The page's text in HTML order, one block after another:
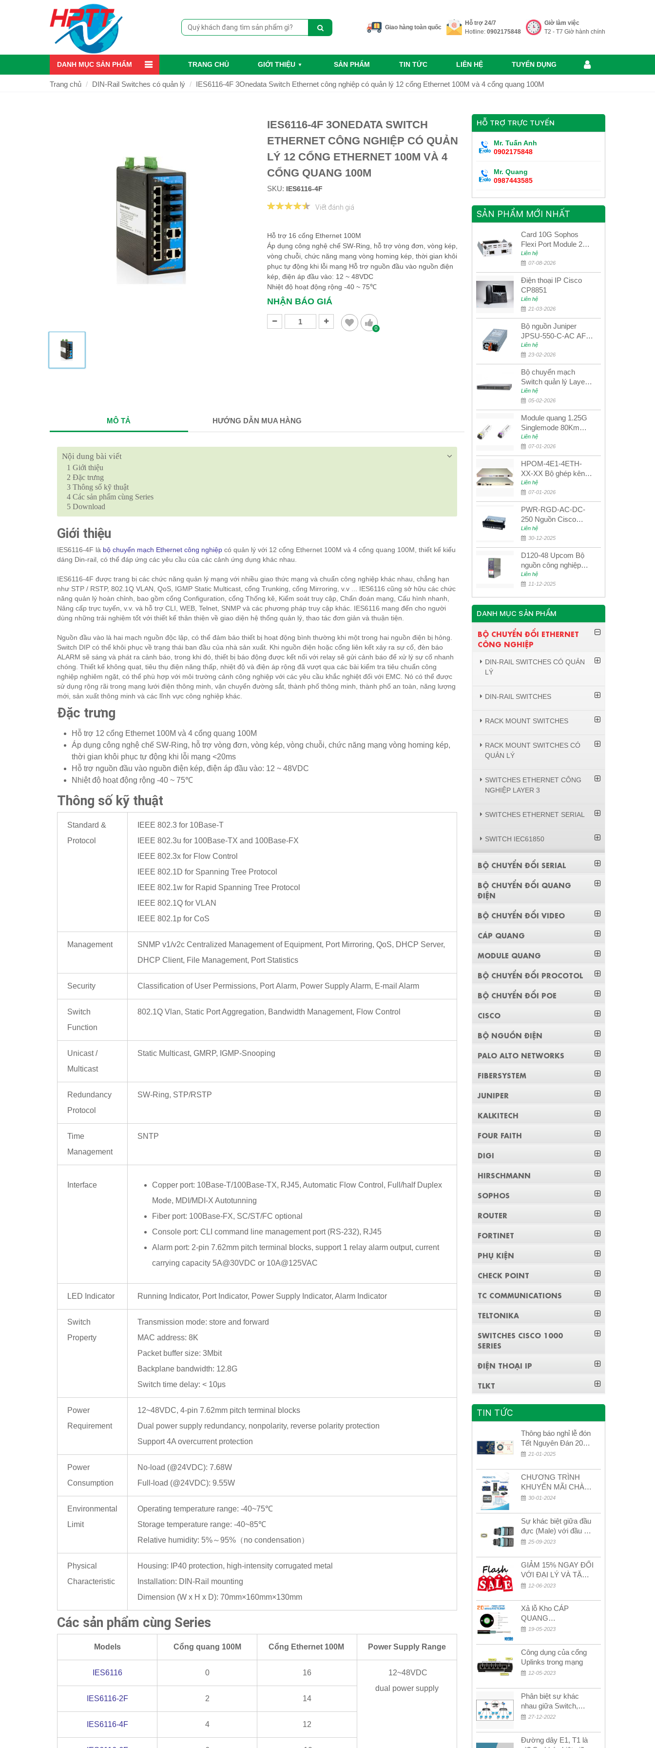
Giao hàng toàn quốc
Hỗ trợ 24/7
Hotline: 0902175848
Giờ làm việc
T2 - T7 Giờ hành chính
DANH MỤC SẢN PHẨM TRANG CHỦ GIỚI THIỆU SẢN PHẨM TIN TỨC LIÊN HỆ TUYỂN DỤNG
Trang chủ DIN-Rail Switches có quản lý IES6116-4F 3Onedata Switch Ethernet công nghiệp có quản lý 12 cổng Ethernet 100M và 4 cổng quang 100M
IES6116-4F 3ONEDATA SWITCH
ETHERNET CÔNG NGHIỆP CÓ QUẢN
LÝ 12 CỔNG ETHERNET 100M VÀ 4
CỔNG QUANG 100M
SKU: IES6116-4F
Viết đánh giá
Hỗ trợ 16 cổng Ethernet 100M
Áp dụng công nghệ chế SW-Ring, hỗ trợ vòng đơn, vòng kép,
vòng chuỗi, chức năng mạng vòng homing kép, thời gian khôi
phục tự động khi lỗi mạng Hỗ trợ nguồn đầu vào nguồn điện
kép, điện áp đầu vào: 12 ~ 48VDC
Nhiệt độ hoạt động rộng -40 ~ 75℃
NHẬN BÁO GIÁ
0
MÔ TẢ HƯỚNG DẪN MUA HÀNG
Nội dung bài viết
1 Giới thiệu
2 Đặc trưng
3 Thông số kỹ thuật
4 Các sản phẩm cùng Series
5 Download
Giới thiệu
IES6116-4F là bộ chuyển mạch Ethernet công nghiệp có quản lý với 12 cổng Ethernet 100M và 4 cổng quang 100M, thiết kế kiểu
dáng Din-rail, có thể đáp ứng các yêu cầu của các cảnh ứng dụng khác nhau.
IES6116-4F được trang bị các chức năng quản lý mạng với nhiều giao thức mạng và chuẩn công nghiệp khác nhau, chẳng hạn
như STP / RSTP, 802.1Q VLAN, QoS, IGMP Static Multicast, cổng Trunking, cổng Mirroring, v.v ... IES6116 cũng sở hữu các chức
năng quản lý hoàn chỉnh, bao gồm cổng Configuration, cổng Thống kê, Kiểm soát truy cập, Chẩn đoán mạng, Cấu hình nhanh,
Nâng cấp trực tuyến, v.v. và hỗ trợ CLI, WEB, Telnet, SNMP và các phương pháp truy cập khác. IES6116 mang đến cho người
dùng những trải nghiệm tốt với thiết kế thân thiện về giao diện hệ thống quản lý, thao tác đơn giản và thuận tiện.
Nguồn đầu vào là hai mạch nguồn độc lập, có thể đảm bảo thiết bị hoạt động bình thường khi một trong hai nguồn điện bị hỏng.
Switch DIP có thể khôi phục về trạng thái ban đầu của nhà sản xuất. Khi nguồn điện hoặc cổng liên kết xảy ra sự cố, đèn báo
ALARM sẽ sáng và phát ra cảnh báo, trong khi đó, thiết bị báo động được kết nối với relay sẽ gửi cảnh báo để xử lý sự cố nhanh
chóng. Thiết kế không quạt, tiêu thụ điện năng thấp, nhiệt độ và điện áp rộng đã vượt qua các bài kiểm tra tiêu chuẩn công
nghiệp nghiêm ngặt, có thể phù hợp với môi trường cảnh công nghiệp với các yêu cầu khắc nghiệt đối với EMC. Nó có thể được
sử dụng rộng rãi trong mạng lưới điện thông minh, vận chuyển đường sắt, thành phố thông minh, thành phố an toàn, năng lượng
mới, sản xuất thông minh và các lĩnh vực công nghiệp khác.
Đặc trưng
Hỗ trợ 12 cổng Ethernet 100M và 4 cổng quang 100M
Áp dụng công nghệ chế SW-Ring, hỗ trợ vòng đơn, vòng kép, vòng chuỗi, chức năng mạng vòng homing kép,
thời gian khôi phục tự động khi lỗi mạng <20ms
Hỗ trợ nguồn đầu vào nguồn điện kép, điện áp đầu vào: 12 ~ 48VDC
Nhiệt độ hoạt động rộng -40 ~ 75℃
Thông số kỹ thuật
Standard &
Protocol
IEEE 802.3 for 10Base-T
IEEE 802.3u for 100Base-TX and 100Base-FX
IEEE 802.3x for Flow Control
IEEE 802.1D for Spanning Tree Protocol
IEEE 802.1w for Rapid Spanning Tree Protocol
IEEE 802.1Q for VLAN
IEEE 802.1p for CoS
Management
SNMP v1/v2c Centralized Management of Equipment, Port Mirroring, QoS, DHCP Server,
DHCP Client, File Management, Port Statistics
Security Classification of User Permissions, Port Alarm, Power Supply Alarm, E-mail Alarm
Switch
Function
802.1Q Vlan, Static Port Aggregation, Bandwidth Management, Flow Control
Unicast /
Multicast
Static Multicast, GMRP, IGMP-Snooping
Redundancy
Protocol
SW-Ring, STP/RSTP
Time
Management
SNTP
Interface
Copper port: 10Base-T/100Base-TX, RJ45, Automatic Flow Control, Full/half Duplex
Mode, MDI/MDI-X Autotunning
Fiber port: 100Base-FX, SC/ST/FC optional
Console port: CLI command line management port (RS-232), RJ45
Alarm port: 2-pin 7.62mm pitch terminal blocks, support 1 relay alarm output, current
carrying capacity 5A@30VDC or 10A@125VAC
LED Indicator Running Indicator, Port Indicator, Power Supply Indicator, Alarm Indicator
Switch
Property
Transmission mode: store and forward
MAC address: 8K
Packet buffer size: 3Mbit
Backplane bandwidth: 12.8G
Switch time delay: < 10μs
Power
Requirement
12~48VDC, 4-pin 7.62mm pitch terminal blocks
Dual power supply redundancy, nonpolarity, reverse polarity protection
Support 4A overcurrent protection
Power
Consumption
No-load (@24VDC): 7.68W
Full-load (@24VDC): 9.55W
Environmental
Limit
Operating temperature range: -40~75℃
Storage temperature range: -40~85℃
Relative humidity: 5%～95%（no condensation）
Physical
Characteristic
Housing: IP40 protection, high-intensity corrugated metal
Installation: DIN-Rail mounting
Dimension (W x H x D): 70mm×160mm×130mm
Các sản phẩm cùng Series
Models Cổng quang 100M Cổng Ethernet 100M Power Supply Range
IES6116 0 16
12~48VDC
dual power supply
IES6116-2F
2 14
IES6116-4F 4 12
HỖ TRỢ TRỰC TUYẾN
Mr. Tuấn Anh
0902175848
Mr. Quang
0987443585
SẢN PHẨM MỚI NHẤT
Card 10G Sophos
Flexi Port Module 2
port 10GbE SFP+
SGMOD2F2PUR
2port 10GbE SFP+
Liên hệ
07-08-2026
Điện thoại IP Cisco
CP8851
Liên hệ
21-03-2026
Bộ nguồn Juniper
JPSU-550-C-AC AFO
nguồn AC công suất
550W dùng cho dòng
switch Juniper
Networks EX4400
Liên hệ
23-02-2026
Bộ chuyển mạch
Switch quản lý Layer 3
Juniper QFX5100-48S
Liên hệ
05-02-2026
Module quang 1.25G
Singlemode 80Km
UPCOM MWS-12-45-
80AD/MWS-12-54-
80BD
Liên hệ
07-01-2026
HPOM-4E1-4ETH-
XX-XX Bộ ghép kênh
quang quản lý SDH
4E1+4ETH+RS232
Liên hệ
07-01-2026
PWR-RGD-AC-DC-
250 Nguồn Cisco
Industrial 250W
PoE/PoE+
Liên hệ
30-12-2025
D120-48 Upcom Bộ
nguồn công nghiệp
đầu ra đơn 120W
48VDC
Liên hệ
11-12-2025
DANH MỤC SẢN PHẨM
BỘ CHUYỂN ĐỔI ETHERNET
CÔNG NGHIỆP
DIN-RAIL SWITCHES CÓ QUẢN
LÝ
DIN-RAIL SWITCHES
RACK MOUNT SWITCHES
RACK MOUNT SWITCHES CÓ
QUẢN LÝ
SWITCHES ETHERNET CÔNG
NGHIỆP LAYER 3
SWITCHES ETHERNET SERIAL
SWITCH IEC61850
BỘ CHUYỂN ĐỔI SERIAL
BỘ CHUYỂN ĐỔI QUANG
ĐIỆN
BỘ CHUYỂN ĐỔI VIDEO
CÁP QUANG
MODULE QUANG
BỘ CHUYỂN ĐỔI PROCOTOL
BỘ CHUYỂN ĐỔI POE
CISCO
BỘ NGUỒN ĐIỆN
PALO ALTO NETWORKS
FIBERSYSTEM
JUNIPER
KALKITECH
FOUR FAITH
DIGI
HIRSCHMANN
SOPHOS
ROUTER
FORTINET
PHỤ KIỆN
CHECK POINT
TC COMMUNICATIONS
TELTONIKA
SWITCHES CISCO 1000
SERIES
ĐIỆN THOẠI IP
TLKT
TIN TỨC
Thông báo nghỉ lễ đón
Tết Nguyên Đán 2026
– Xuân Bính Ngọ!
21-01-2025
CHƯƠNG TRÌNH
KHUYẾN MÃI CHÀO
MỪNG NĂM MỚI
30-01-2024
Sự khác biệt giữa đầu
đực (Male) với đầu cái
(Female) trong bộ đầu
25-09-2023
GIẢM 15% NGAY ĐỐI
VỚI ĐẠI LÝ VÀ TẶNG
QUÀ KHÁCH HÀNG
12-06-2023
Xả lỗ Kho CÁP
QUANG
MULTIMODE CÁP
MULTIMODE 4-8-12-
24Fo SỢI OM1-OM2-
OM3 Siêu Rẻ 5k
19-05-2023
Công dụng của cổng
Uplinks trong mạng
12-05-2023
Phân biệt sự khác
nhau giữa Switch,
Router và Hub
27-12-2022
Đường dây E1, T1 là